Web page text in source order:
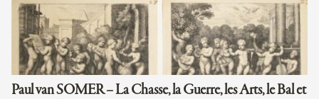
Paul van SOMER – La Chasse, la Guerre, les Arts, le Bal et